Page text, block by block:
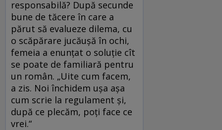
responsabilă? După secunde
bune de tăcere în care a
părut să evalueze dilema, cu
o scăpărare jucăușă în ochi,
femeia a enunțat o soluție cît
se poate de familiară pentru
un român. „Uite cum facem,
a zis. Noi închidem ușa așa
cum scrie la regulament și,
după ce plecăm, poți face ce
vrei.“